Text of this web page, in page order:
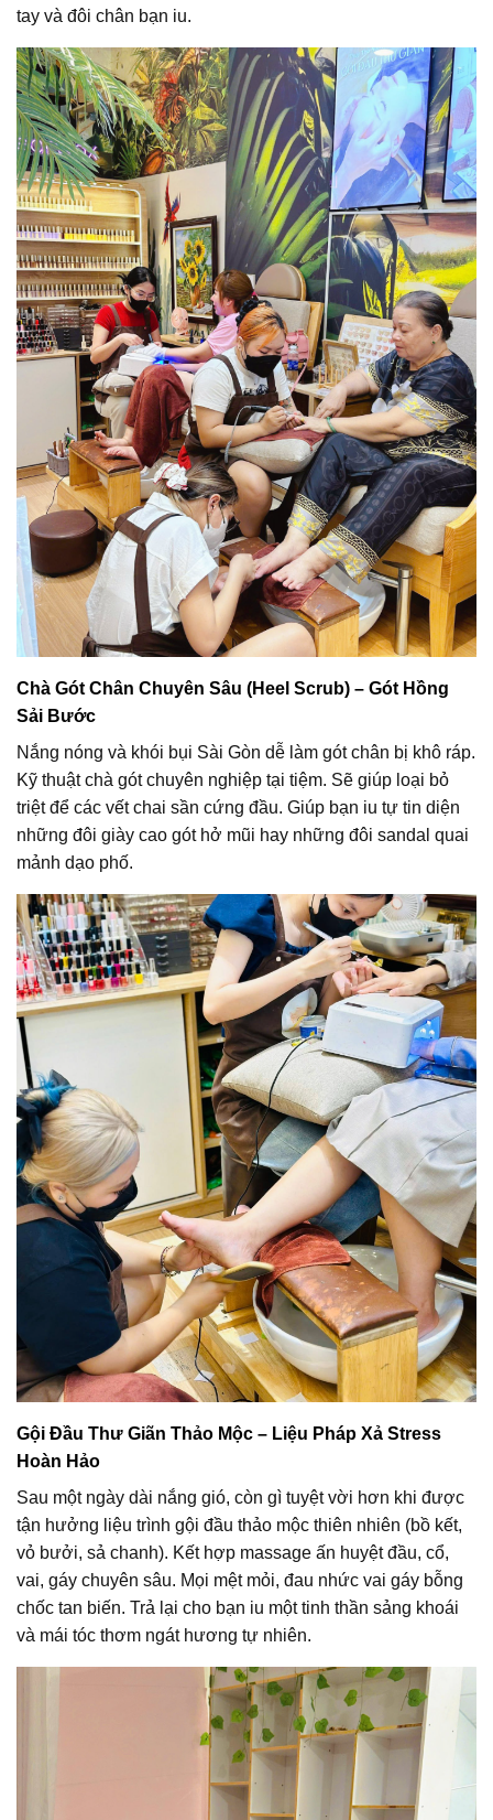
tay và đôi chân bạn iu.
Chà Gót Chân Chuyên Sâu (Heel Scrub) – Gót Hồng
Sải Bước
Nắng nóng và khói bụi Sài Gòn dễ làm gót chân bị khô ráp.
Kỹ thuật chà gót chuyên nghiệp tại tiệm. Sẽ giúp loại bỏ
triệt để các vết chai sần cứng đầu. Giúp bạn iu tự tin diện
những đôi giày cao gót hở mũi hay những đôi sandal quai
mảnh dạo phố.
Gội Đầu Thư Giãn Thảo Mộc – Liệu Pháp Xả Stress
Hoàn Hảo
Sau một ngày dài nắng gió, còn gì tuyệt vời hơn khi được
tận hưởng liệu trình gội đầu thảo mộc thiên nhiên (bồ kết,
vỏ bưởi, sả chanh). Kết hợp massage ấn huyệt đầu, cổ,
vai, gáy chuyên sâu. Mọi mệt mỏi, đau nhức vai gáy bỗng
chốc tan biến. Trả lại cho bạn iu một tinh thần sảng khoái
và mái tóc thơm ngát hương tự nhiên.